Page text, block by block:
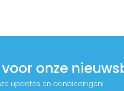
onze
updates en aanbiedingen!